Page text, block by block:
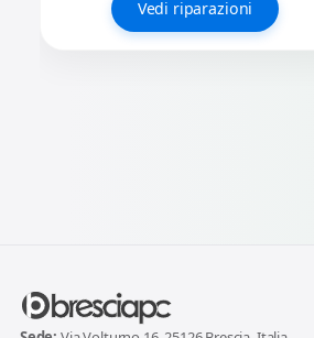
Vedi riparazioni